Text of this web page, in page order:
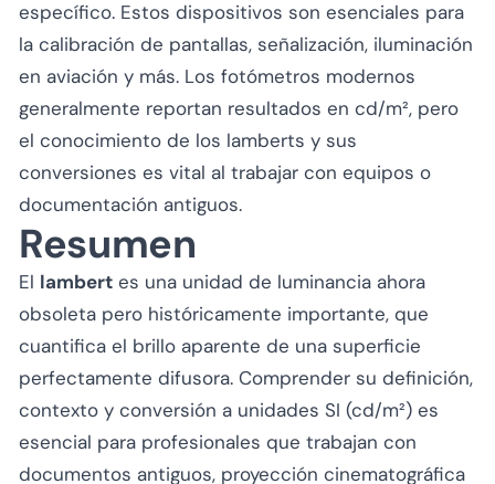
específico. Estos dispositivos son esenciales para
la calibración de pantallas, señalización, iluminación
en aviación y más. Los fotómetros modernos
generalmente reportan resultados en cd/m², pero
el conocimiento de los lamberts y sus
conversiones es vital al trabajar con equipos o
documentación antiguos.
Resumen
El lambert es una unidad de luminancia ahora
obsoleta pero históricamente importante, que
cuantifica el brillo aparente de una superficie
perfectamente difusora. Comprender su definición,
contexto y conversión a unidades SI (cd/m²) es
esencial para profesionales que trabajan con
documentos antiguos, proyección cinematográfica